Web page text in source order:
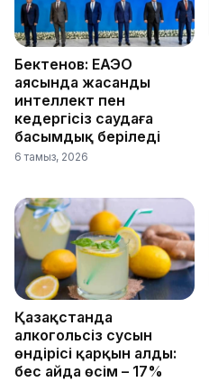
Бектенов: ЕАЭО
аясында жасанды
интеллект пен
кедергісіз саудаға
басымдық беріледі
6 тамыз, 2026
Қазақстанда
алкогольсіз сусын
өндірісі қарқын алды:
бес айда өсім – 17%